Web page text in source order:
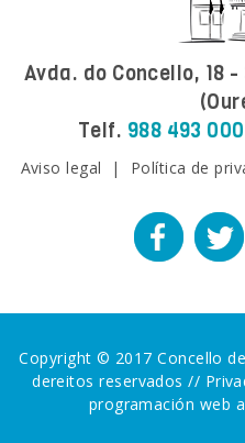
Avda. do Concello, 18
Telf. 988 493 000
Aviso legal | Política de
Copyright © 2017 Concello
dereitos reservados //
programación web